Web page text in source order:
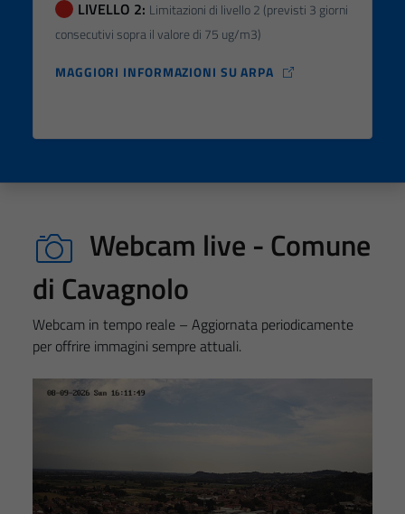
LIVELLO 2: Limitazioni di livello 2 (previsti 3 giorni
consecutivi sopra il valore di 75 ug/m3)
MAGGIORI INFORMAZIONI SU ARPA
Webcam live - Comune
di Cavagnolo
Webcam in tempo reale – Aggiornata periodicamente
per offrire immagini sempre attuali.